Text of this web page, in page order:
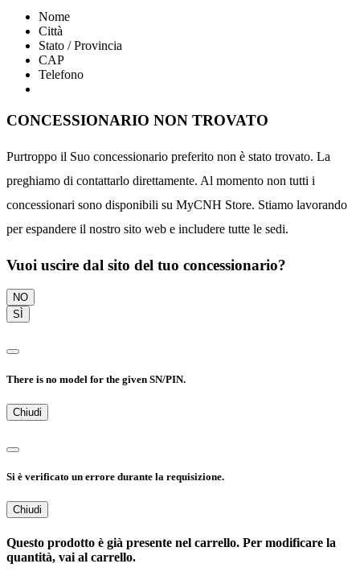
Nome
Città
Stato / Provincia
CAP
Telefono
CONCESSIONARIO NON TROVATO
Purtroppo il Suo concessionario preferito non è stato trovato. La
preghiamo di contattarlo direttamente. Al momento non tutti i
concessionari sono disponibili su MyCNH Store. Stiamo lavorando
per espandere il nostro sito web e includere tutte le sedi.
Vuoi uscire dal sito del tuo concessionario?
NO
SÌ
There is no model for the given SN/PIN.
Chiudi
Si è verificato un errore durante la requisizione.
Chiudi
Questo prodotto è già presente nel carrello. Per modificare la
quantità, vai al carrello.